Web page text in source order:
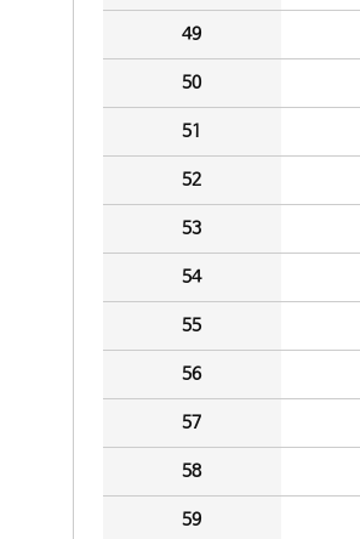
49
50
51
52
53
54
55
56
57
58
59